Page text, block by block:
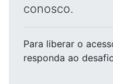
conosco.
Para liberar o
responda ao